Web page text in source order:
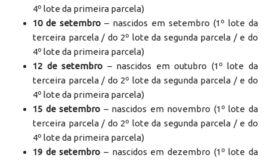
4º lote da primeira parcela)
10 de setembro – nascidos em setembro (1º lote da
terceira parcela / do 2º lote da segunda parcela / e do
4º lote da primeira parcela)
12 de setembro – nascidos em outubro (1º lote da
terceira parcela / do 2º lote da segunda parcela / e do
4º lote da primeira parcela)
15 de setembro – nascidos em novembro (1º lote da
terceira parcela / do 2º lote da segunda parcela / e do
4º lote da primeira parcela)
19 de setembro – nascidos em dezembro (1º lote da